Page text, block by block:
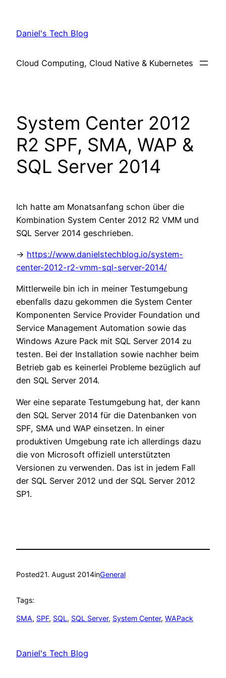
content
Daniel's Tech Blog
Cloud Computing, Cloud Native & Kubernetes
System Center 2012
R2 SPF, SMA, WAP &
SQL Server 2014
Ich hatte am Monatsanfang schon über die
Kombination System Center 2012 R2 VMM und
SQL Server 2014 geschrieben.
-> https://www.danielstechblog.io/system-
center-2012-r2-vmm-sql-server-2014/
Mittlerweile bin ich in meiner Testumgebung
ebenfalls dazu gekommen die System Center
Komponenten Service Provider Foundation und
Service Management Automation sowie das
Windows Azure Pack mit SQL Server 2014 zu
testen. Bei der Installation sowie nachher beim
Betrieb gab es keinerlei Probleme bezüglich auf
den SQL Server 2014.
Wer eine separate Testumgebung hat, der kann
den SQL Server 2014 für die Datenbanken von
SPF, SMA und WAP einsetzen. In einer
produktiven Umgebung rate ich allerdings dazu
die von Microsoft offiziell unterstützten
Versionen zu verwenden. Das ist in jedem Fall
der SQL Server 2012 und der SQL Server 2012
SP1.
Posted21. August 2014inGeneral
Tags:
SMA, SPF, SQL, SQL Server, System Center, WAPack
Daniel's Tech Blog